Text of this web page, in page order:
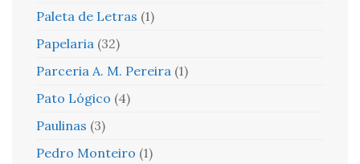
Paleta de Letras (1)
Papelaria (32)
Parceria A. M. Pereira (1)
Pato Lógico (4)
Paulinas (3)
Pedro Monteiro (1)